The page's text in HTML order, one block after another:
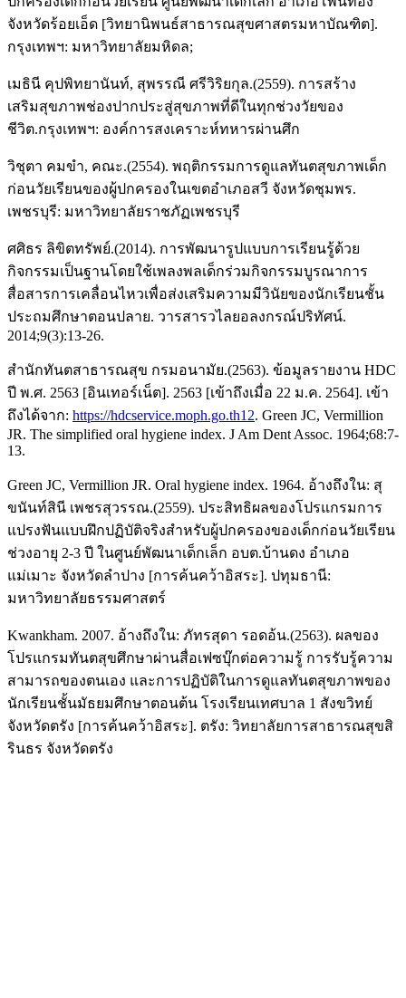
จังหวัดร้อยเอ็ด [วิทยานิพนธ์สาธารณสุขศาสตรมหาบัณฑิต].
กรุงเทพฯ: มหาวิทยาลัยมหิดล;
เมธินี คุปพิทยานันท์, สุพรรณี ศรีวิริยกุล.(2559). การสร้าง
เสริมสุขภาพช่องปากประสู่สุขภาพที่ดีในทุกช่วงวัยของ
ชีวิต.กรุงเทพฯ: องค์การสงเคราะห์ทหารผ่านศึก
วิชุตา คมขำ, คณะ.(2554). พฤติกรรมการดูแลทันตสุขภาพเด็ก
ก่อนวัยเรียนของผู้ปกครองในเขตอำเภอสวี จังหวัดชุมพร.
เพชรบุรี: มหาวิทยาลัยราชภัฏเพชรบุรี
ศศิธร ลิขิตทรัพย์.(2014). การพัฒนารูปแบบการเรียนรู้ด้วย
กิจกรรมเป็นฐานโดยใช้เพลงพลเด็กร่วมกิจกรรมบูรณาการ
สื่อสารการเคลื่อนไหวเพื่อส่งเสริมความมีวินัยของนักเรียนชั้น
ประถมศึกษาตอนปลาย. วารสารวไลยอลงกรณ์ปริทัศน์.
2014;9(3):13-26.
สำนักทันตสาธารณสุข กรมอนามัย.(2563). ข้อมูลรายงาน HDC
ปี พ.ศ. 2563 [อินเทอร์เน็ต]. 2563 [เข้าถึงเมื่อ 22 ม.ค. 2564]. เข้า
ถึงได้จาก: https://hdcservice.moph.go.th12. Green JC, Vermillion
JR. The simplified oral hygiene index. J Am Dent Assoc. 1964;68:7-
13.
Green JC, Vermillion JR. Oral hygiene index. 1964. อ้างถึงใน: สุ
ขนันท์สินี เพชรสุวรรณ.(2559). ประสิทธิผลของโปรแกรมการ
แปรงฟันแบบฝึกปฏิบัติจริงสำหรับผู้ปกครองของเด็กก่อนวัยเรียน
ช่วงอายุ 2-3 ปี ในศูนย์พัฒนาเด็กเล็ก อบต.บ้านดง อำเภอ
แม่เมาะ จังหวัดลำปาง [การค้นคว้าอิสระ]. ปทุมธานี:
มหาวิทยาลัยธรรมศาสตร์
Kwankham. 2007. อ้างถึงใน: ภัทรสุดา รอดอ้น.(2563). ผลของ
โปรแกรมทันตสุขศึกษาผ่านสื่อเฟซบุ๊กต่อความรู้ การรับรู้ความ
สามารถของตนเอง และการปฏิบัติในการดูแลทันตสุขภาพของ
นักเรียนชั้นมัธยมศึกษาตอนต้น โรงเรียนเทศบาล 1 สังขวิทย์
จังหวัดตรัง [การค้นคว้าอิสระ]. ตรัง: วิทยาลัยการสาธารณสุขสิ
รินธร จังหวัดตรัง